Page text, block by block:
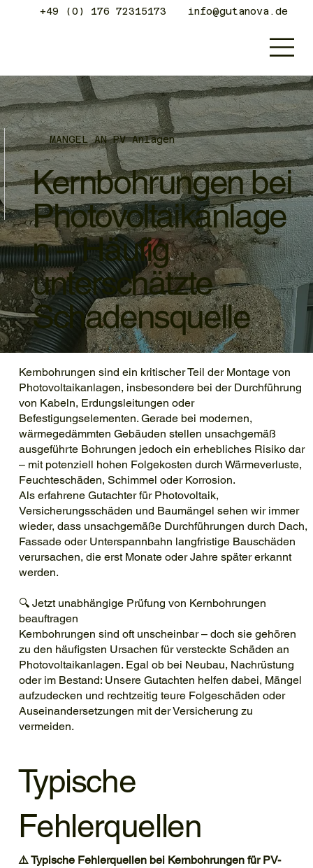
+49 (0) 176 72315173 info@gutanova.de
MANGEL AN PV Anlagen
Kernbohrungen bei
Photovoltaikanlage
n – Häufig
unterschätzte
Schadensquelle
Kernbohrungen sind ein kritischer Teil der Montage von
Photovoltaikanlagen, insbesondere bei der Durchführung
von Kabeln, Erdungsleitungen oder
Befestigungselementen. Gerade bei modernen,
wärmegedämmten Gebäuden stellen unsachgemäß
ausgeführte Bohrungen jedoch ein erhebliches Risiko dar
– mit potenziell hohen Folgekosten durch Wärmeverluste,
Feuchteschäden, Schimmel oder Korrosion.
Als erfahrene Gutachter für Photovoltaik,
Versicherungsschäden und Baumängel sehen wir immer
wieder, dass unsachgemäße Durchführungen durch Dach,
Fassade oder Unterspannbahn langfristige Bauschäden
verursachen, die erst Monate oder Jahre später erkannt
werden.
🔍 Jetzt unabhängige Prüfung von Kernbohrungen
beauftragen
Kernbohrungen sind oft unscheinbar – doch sie gehören
zu den häufigsten Ursachen für versteckte Schäden an
Photovoltaikanlagen. Egal ob bei Neubau, Nachrüstung
oder im Bestand: Unsere Gutachten helfen dabei, Mängel
aufzudecken und rechtzeitig teure Folgeschäden oder
Auseinandersetzungen mit der Versicherung zu
vermeiden.
Typische
Fehlerquellen
⚠️ Typische Fehlerquellen bei Kernbohrungen für PV-